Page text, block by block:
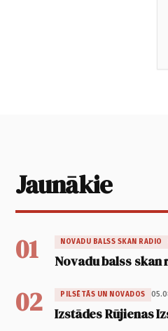
Jaunākie
01 NOVADU BALSS SKAN RADIO
Novadu balss skan
02 PILSĒTĀS UN NOVADOS
Izstādes Rūjienas